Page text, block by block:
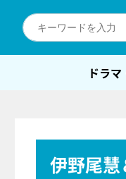
ドラ
伊野尾